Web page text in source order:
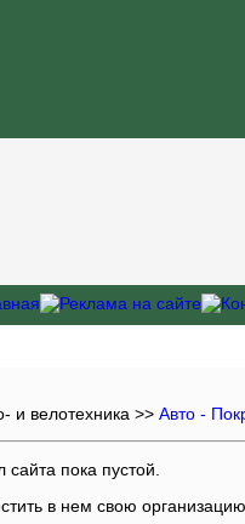
и велотехника >> Авто -
сайта пока пустой.
в нем свою организацию